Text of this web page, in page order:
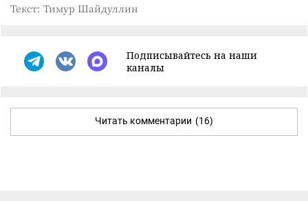
Текст: Тимур Шайдуллин
Подписывайтесь на наши
каналы
Читать комментарии (16)